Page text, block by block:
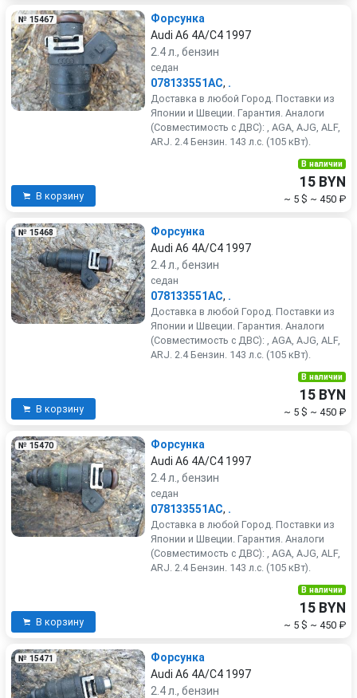
№ 15467
Форсунка
Audi A6 4A/C4 1997
2.4 л., бензин
седан
078133551AC, .
Доставка в любой Город. Поставки из
Японии и Швеции. Гарантия. Аналоги
(Совместимость с ДВС): , AGA, AJG, ALF,
ARJ. 2.4 Бензин. 143 л.с. (105 кВт).
В корзину
В наличии
15 BYN
~ 5 $ ~ 450 ₽
№ 15468
Форсунка
Audi A6 4A/C4 1997
2.4 л., бензин
седан
078133551AC, .
Доставка в любой Город. Поставки из
Японии и Швеции. Гарантия. Аналоги
(Совместимость с ДВС): , AGA, AJG, ALF,
ARJ. 2.4 Бензин. 143 л.с. (105 кВт).
В корзину
В наличии
15 BYN
~ 5 $ ~ 450 ₽
№ 15470
Форсунка
Audi A6 4A/C4 1997
2.4 л., бензин
седан
078133551AC, .
Доставка в любой Город. Поставки из
Японии и Швеции. Гарантия. Аналоги
(Совместимость с ДВС): , AGA, AJG, ALF,
ARJ. 2.4 Бензин. 143 л.с. (105 кВт).
В корзину
В наличии
15 BYN
~ 5 $ ~ 450 ₽
№ 15471
Форсунка
Audi A6 4A/C4 1997
2.4 л., бензин